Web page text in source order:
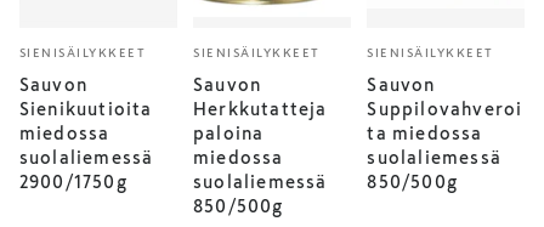
SIENISÄILYKKEET
Sauvon
Sienikuutioita
miedossa
suolaliemessä
2900/1750g
SIENISÄILYKKEET
Sauvon
Herkkutatteja
paloina
miedossa
suolaliemessä
850/500g
SIENISÄILYKKEET
Sauvon
Suppilovahveroi
ta miedossa
suolaliemessä
850/500g